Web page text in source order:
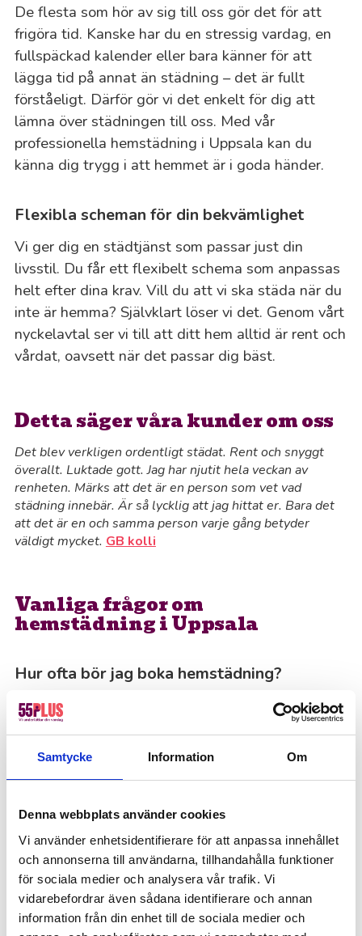
Samtycke Information Om
Denna webbplats använder cookies
Vi använder enhetsidentifierare för att anpassa innehållet
och annonserna till användarna, tillhandahålla funktioner
för sociala medier och analysera vår trafik. Vi
vidarebefordrar även sådana identifierare och annan
information från din enhet till de sociala medier och
De flesta som hör av sig till oss gör det för att
frigöra tid. Kanske har du en stressig vardag, en
fullspäckad kalender eller bara känner för att
lägga tid på annat än städning – det är fullt
förståeligt. Därför gör vi det enkelt för dig att
lämna över städningen till oss. Med vår
professionella hemstädning i Uppsala kan du
känna dig trygg i att hemmet är i goda händer.
Flexibla scheman för din bekvämlighet
Vi ger dig en städtjänst som passar just din
livsstil. Du får ett flexibelt schema som anpassas
helt efter dina krav. Vill du att vi ska städa när du
inte är hemma? Självklart löser vi det. Genom vårt
nyckelavtal ser vi till att ditt hem alltid är rent och
vårdat, oavsett när det passar dig bäst.
Detta säger våra kunder om oss
Det blev verkligen ordentligt städat. Rent och snyggt
överallt. Luktade gott. Jag har njutit hela veckan av
renheten. Märks att det är en person som vet vad
städning innebär. Är så lycklig att jag hittat er. Bara det
att det är en och samma person varje gång betyder
väldigt mycket. GB kolli
Vanliga frågor om
hemstädning i Uppsala
Hur ofta bör jag boka hemstädning?
Det beror helt på vad som passar dig bäst. Många
av våra kunder väljer att boka städning en gång i
veckan, medan andra kanske föredrar varannan
vecka eller bara när man känner att det behövs. Vi
passar just din vardag.
Vad behöver jag förbereda inför städningen?
För att säkerställa bästa möjliga hygien använder
vi din utrustning under städningen – så se gärna